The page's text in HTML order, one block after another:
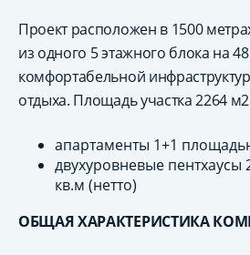
Проект расположен в 1500
из одного 5 этажного блока на
комфортабельной
отдыха. Площадь участка 2264
апартаменты 1+1
двухуровневые
кв.м (нетто)
ОБЩАЯ ХАРАКТЕРИСТИКА